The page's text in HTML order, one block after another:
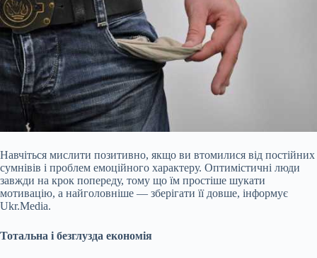
Навчіться мислити позитивно, якщо ви втомилися від постійних
сумнівів і проблем емоційного характеру. Оптимістичні люди
завжди на крок попереду, тому що їм простіше шукати
мотивацію, а найголовніше — зберігати її довше, інформує
Ukr.Media.
Тотальна і безглузда економія